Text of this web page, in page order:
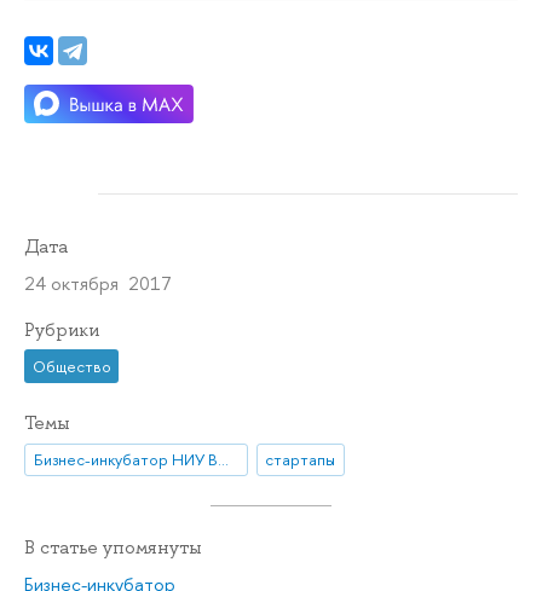
Дата
24 октября 2017
Рубрики
Общество
Темы
Бизнес-инкубатор НИУ ВШЭ стартапы
В статье упомянуты
Бизнес-инкубатор